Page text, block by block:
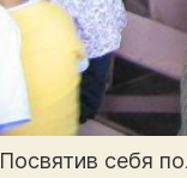
Посвятив себя